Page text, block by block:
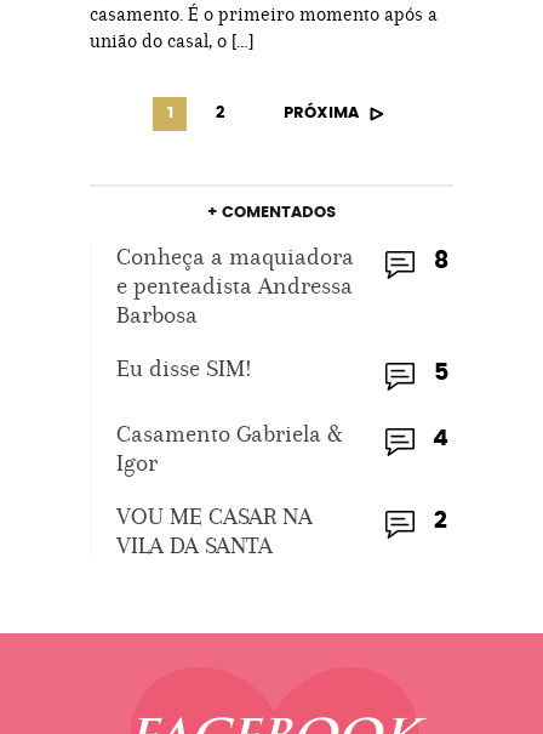
casamento. É o primeiro momento após a
união do casal, o […]
1 2 PRÓXIMA
+ COMENTADOS
8
Conheça a maquiadora
e penteadista Andressa
Barbosa
5
Eu disse SIM!
4
Casamento Gabriela &
Igor
2
VOU ME CASAR NA
VILA DA SANTA